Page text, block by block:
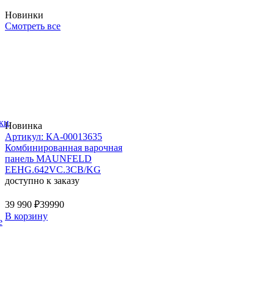
Новинки
Смотреть все
Новинка
Артикул: КА-00013635
Комбинированная варочная
панель MAUNFELD
EEHG.642VC.3CB/KG
доступно к заказу
39 990 ₽39990
В корзину